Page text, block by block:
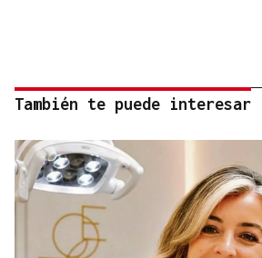
También te puede interesar